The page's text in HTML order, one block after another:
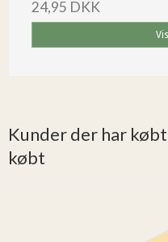
24,95 DKK
Kunder der har
købt